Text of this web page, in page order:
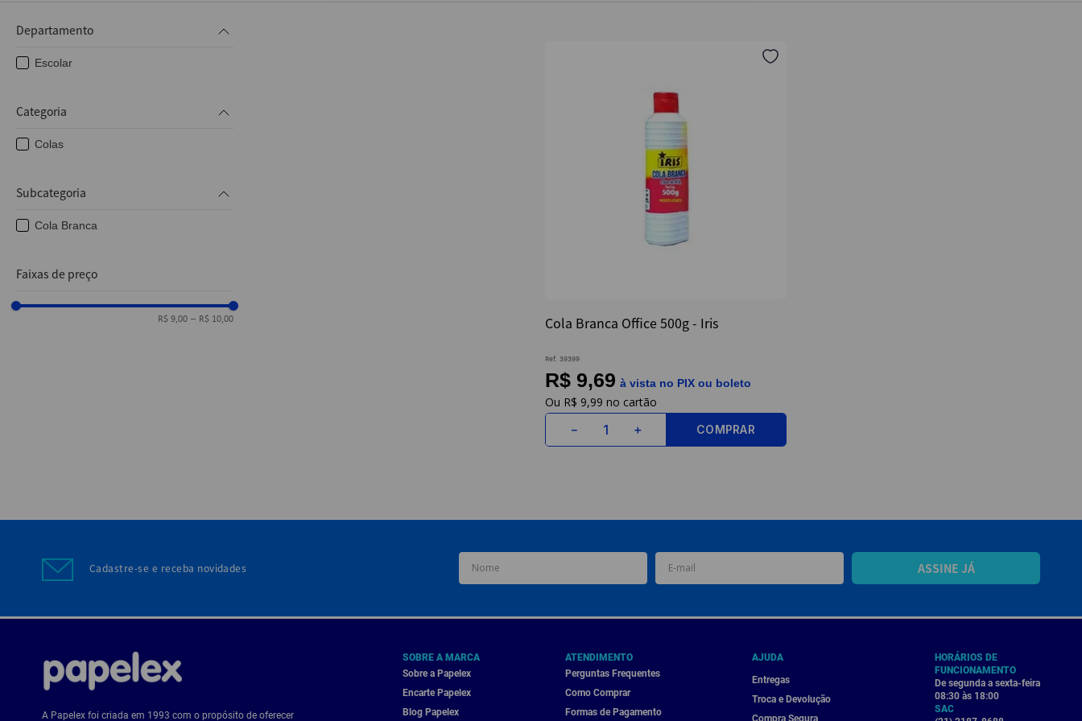
Departamento
Escolar
Categoria
Colas
Subcategoria
Cola Branca
Faixas de preço
R$ 9,00 – R$ 10,00 Cola Branca Office 500g - Iris
Ref. 39399
R$ 9,69 à vista no PIX ou boleto
R$ 9,99
＋
－ COMPRAR
Cadastre-se e receba novidades ASSINE JÁ
A Papelex foi criada em 1993 com o propósito de oferecer
SOBRE A MARCA
Sobre a Papelex
Encarte Papelex
Blog Papelex
ATENDIMENTO
Perguntas Frequentes
Como Comprar
Formas de Pagamento
AJUDA
Entregas
Troca e Devolução
Compra Segura
HORÁRIOS DE
FUNCIONAMENTO
De segunda a sexta-feira
08:30 às 18:00
SAC